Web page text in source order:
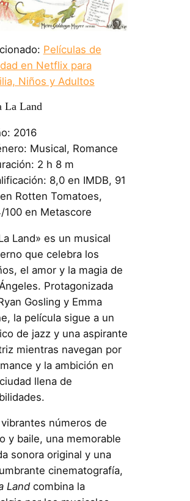
Películas de
en Netflix para
Niños y Adultos
La Land
2016
Musical, Romance
2 h 8 m
8,0 en IMDB, 91
Rotten Tomatoes,
100 en Metascore
Land» es un musical
que celebra los
el amor y la magia de
Protagonizada
Gosling y Emma
la película sigue a un
de jazz y una aspirante
mientras navegan por
y la ambición en
llena de
números de
y baile, una memorable
sonora original y una
cinematografía,
Landcombina la